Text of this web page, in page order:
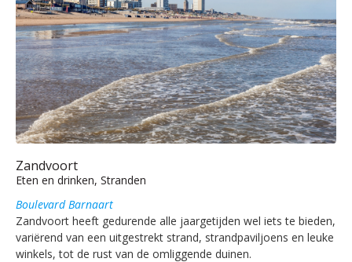
Zandvoort
Eten en drinken, Stranden
Boulevard Barnaart
Zandvoort heeft gedurende alle jaargetijden wel iets te bieden,
variërend van een uitgestrekt strand, strandpaviljoens en leuke
winkels, tot de rust van de omliggende duinen.